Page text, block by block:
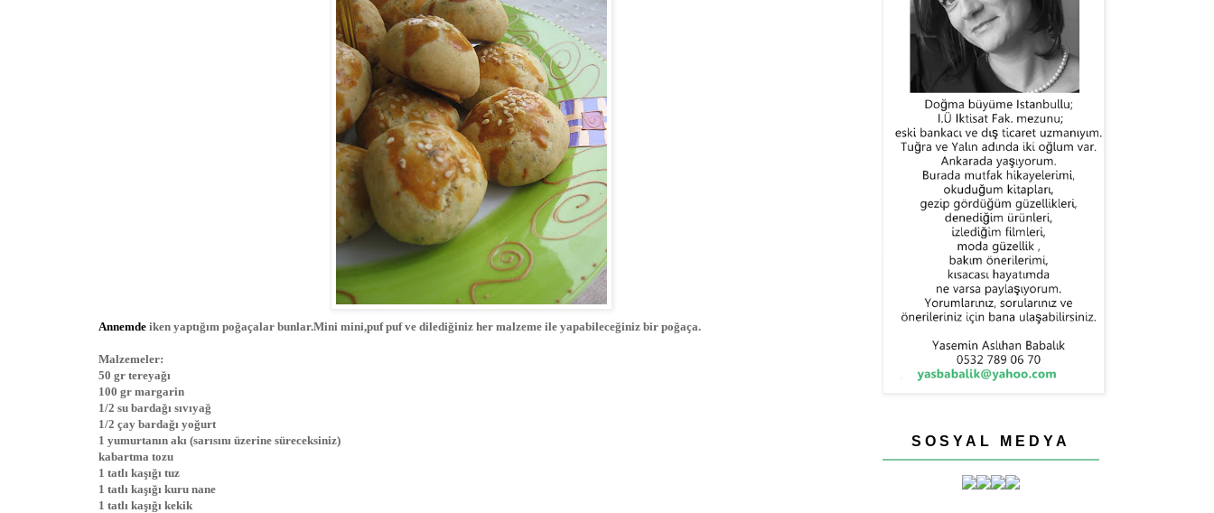
Annemde iken yaptığım poğaçalar bunlar.Mini mini,puf puf ve dilediğiniz her malzeme ile yapabileceğiniz bir poğaça.
Malzemeler:
50 gr tereyağı
100 gr margarin
1/2 su bardağı sıvıyağ
1/2 çay bardağı yoğurt
1 yumurtanın akı (sarısını üzerine süreceksiniz)
kabartma tozu
1 tatlı kaşığı tuz
1 tatlı kaşığı kuru nane
1 tatlı kaşığı kekik
SOSYAL MEDYA